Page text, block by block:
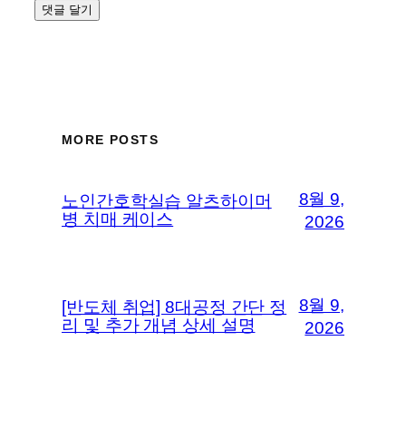
MORE POSTS
노인간호학실습 알츠하이머
병 치매 케이스
8월 9,
2026
[반도체 취업] 8대공정 간단 정
리 및 추가 개념 상세 설명
8월 9,
2026